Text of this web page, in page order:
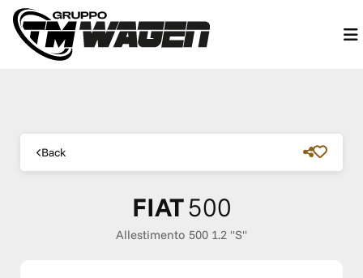
Back
FIAT500
Allestimento 500 1.2 "S"